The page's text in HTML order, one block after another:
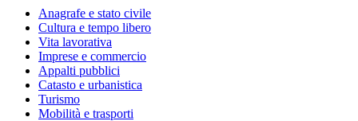
Anagrafe e stato civile
Cultura e tempo libero
Vita lavorativa
Imprese e commercio
Appalti pubblici
Catasto e urbanistica
Turismo
Mobilità e trasporti